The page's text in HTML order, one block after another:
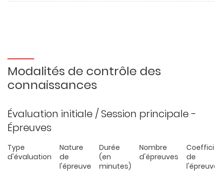
Modalités de contrôle des
connaissances
Évaluation initiale / Session principale -
Épreuves
Type
d'évaluation
Nature
de
l'épreuve
Durée
(en
minutes)
Nombre
d'épreuves
de
l'épreuve